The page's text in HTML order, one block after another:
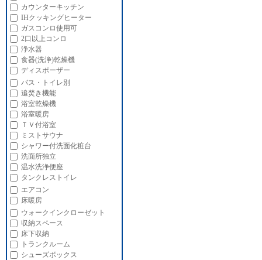
カウンターキッチン
IHクッキングヒーター
ガスコンロ使用可
2口以上コンロ
浄水器
食器(洗浄)乾燥機
ディスポーザー
バス・トイレ別
追焚き機能
浴室乾燥機
浴室暖房
ＴＶ付浴室
ミストサウナ
シャワー付洗面化粧台
洗面所独立
温水洗浄便座
タンクレストイレ
エアコン
床暖房
ウォークインクローゼット
収納スペース
床下収納
トランクルーム
シューズボックス